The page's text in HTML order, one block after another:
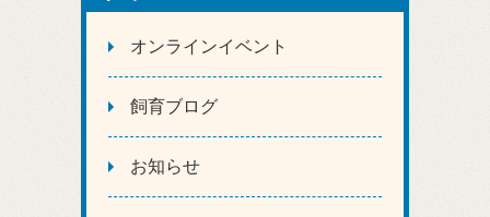
オンラインイベント
飼育ブログ
お知らせ